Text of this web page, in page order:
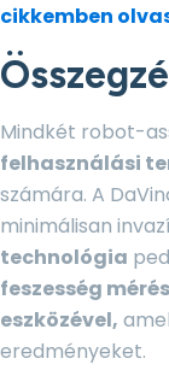
cikkemben
Mindkét robot-
felhasználási
számára. A
minimálisan
technológia
feszesség
eszközével,
eredményeket.